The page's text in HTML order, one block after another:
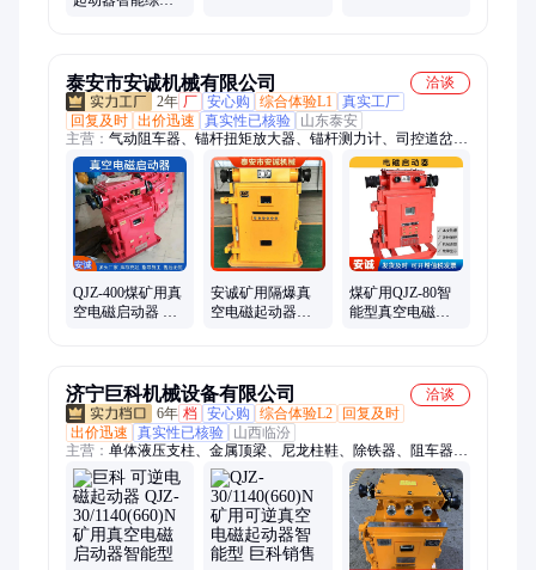
泰安市安诚机械有限公司
洽谈
2年 厂 安心购 综合体验L1 真实工厂
回复及时 出价迅速 真实性已核验
山东泰安
主营： 气动阻车器、锚杆扭矩放大器、锚杆测力计、司控道岔装
置、局部通风机
QJZ-400煤矿用真
空电磁启动器 智
安诚矿用隔爆真
空电磁起动器
煤矿用QJZ-80智
能型真空电磁启
济宁巨科机械设备有限公司
洽谈
6年 档 安心购 综合体验L2
回复及时
出价迅速
真实性已核验
山西临汾
主营： 单体液压支柱、金属顶梁、尼龙柱鞋、除铁器、阻车器、
铁柱鞋、气动葫芦、防跑车装置、玻璃钢支柱、锚杆、U型钢支
架、隔爆水袋、电缆挂钩、道岔、马丽散、无压风门、防水密闭
门、避难硐室门、防火栅栏门、风筒、圆环链、三环链、连接
环、矿车、平板车